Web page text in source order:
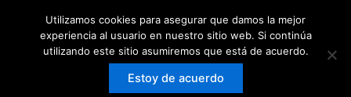
contenido
Utilizamos cookies para asegurar que damos la mejor
experiencia al usuario en nuestro sitio web. Si continúa
utilizando este sitio asumiremos que está de acuerdo.
Estoy de acuerdo